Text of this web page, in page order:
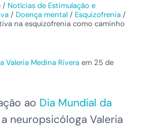
/ Notícias de Estimulação e
/ Doença mental / Esquizofrenia /
na esquizofrenia como caminho
Valeria Medina Riveraem 25 de
ao Dia Mundial da
a neuropsicóloga Valeria